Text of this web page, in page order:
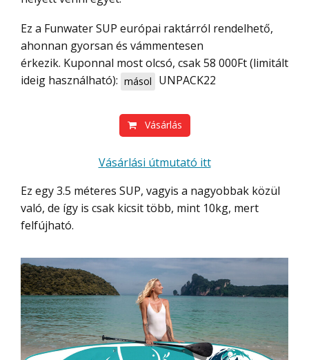
Ez a Funwater SUP európai raktárról rendelhető,
ahonnan gyorsan és vámmentesen
érkezik. Kuponnal most olcsó, csak 58 000Ft (limitált
ideig használható): másol UNPACK22
Vásárlás
Vásárlási útmutató itt
Ez egy 3.5 méteres SUP, vagyis a nagyobbak közül
való, de így is csak kicsit több, mint 10kg, mert
felfújható.